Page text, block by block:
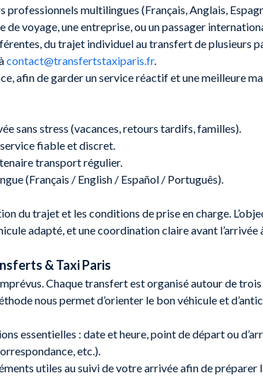
professionnels multilingues (Français, Anglais,
de voyage, une entreprise, ou un passager
du trajet individuel au transfert de plusieurs
contact@transfertstaxiparis.fr.
afin de garder un service réactif et une meilleure
sans stress (vacances, retours tardifs, familles).
fiable et discret.
transport régulier.
(Français / English / Español / Português).
du trajet et les conditions de prise en charge.
adapté, et une coordination claire avant l’arrivée
& Taxi Paris
Chaque transfert est organisé autour de
nous permet d’orienter le bon véhicule et
essentielles : date et heure, point de départ ou
etc.).
utiles au suivi de votre arrivée afin de préparer